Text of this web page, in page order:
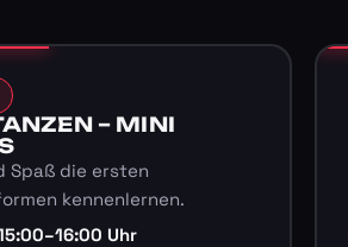
– MINI
Spaß die ersten
kennenlernen.
Uhr